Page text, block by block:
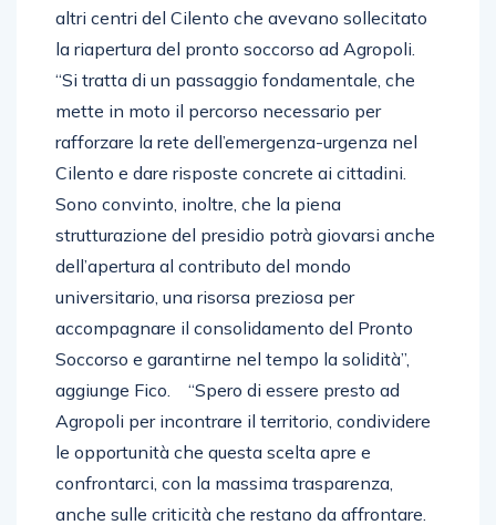
altri centri del Cilento che avevano sollecitato
la riapertura del pronto soccorso ad Agropoli.
“Si tratta di un passaggio fondamentale, che
mette in moto il percorso necessario per
rafforzare la rete dell’emergenza-urgenza nel
Cilento e dare risposte concrete ai cittadini.
Sono convinto, inoltre, che la piena
strutturazione del presidio potrà giovarsi anche
dell’apertura al contributo del mondo
universitario, una risorsa preziosa per
accompagnare il consolidamento del Pronto
Soccorso e garantirne nel tempo la solidità”,
aggiunge Fico. “Spero di essere presto ad
Agropoli per incontrare il territorio, condividere
le opportunità che questa scelta apre e
confrontarci, con la massima trasparenza,
anche sulle criticità che restano da affrontare.